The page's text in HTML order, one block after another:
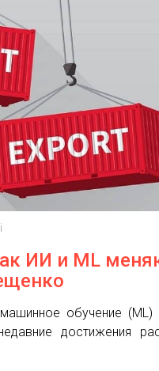
ИИ и ML
обучение
достижения